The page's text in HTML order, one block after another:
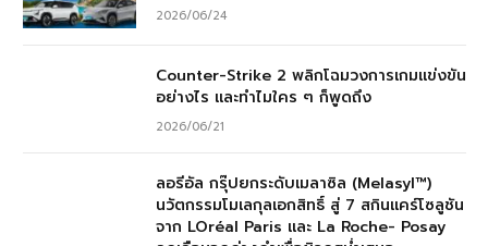
2026/06/24
Counter-Strike 2 พลิกโฉมวงการเกมแข่งขัน
อย่างไร และทำไมใคร ๆ ก็พูดถึง
2026/06/21
ลอรีอัล กรุ๊ปยกระดับเมลาซิล (Melasyl™)
นวัตกรรมโมเลกุลเอกสิทธิ์ สู่ 7 สกินแคร์โซลูชัน
จาก LOréal Paris และ La Roche- Posay